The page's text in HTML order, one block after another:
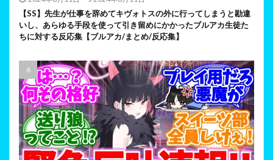
【SS】先生が仕事を辞めてキヴォトスの外に行ってしまうと勘違
いし、あらゆる手段を使って引き留めにかかったブルアカ生徒た
ちに対する反応集【ブルアカ/まとめ/反応集】